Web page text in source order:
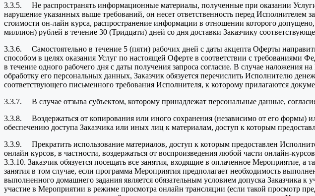
3.3.5. Не распространять информационные материалы, полученные при оказании
нарушение указанных выше требований, он несет ответственность перед
стоимости он-лайн курса, распространение информации в отношении которого
миллион) рублей в течение 30 (Тридцати) дней со дня доставки Заказчику
3.3.6. Самостоятельно в течение 5 (пяти) рабочих дней с даты акцепта Оферты
способом в целях оказания Услуг по настоящей Оферте в соответствии с
в течение одного рабочего дня с даты получения запроса согласие. В случае наложения
обработку его персональных данных, Заказчик обязуется перечислить Исполнителю
соответствующего письменного требования Исполнителя, к которому прилагаются
3.3.7. В случае отзыва субъектом, которому принадлежат персональные данные,
3.3.8. Воздержаться от копирования или иного сохранения (независимо от его формы)
обеспечению доступа Заказчика или иных лиц к материалам, доступ к которым
3.3.9. Прекратить использование материалов, доступ к которым предоставлен
онлайн курсов, в частности, воздержаться от воспроизведения любой части онлайн-
3.3.10. Заказчик обязуется посещать все занятия, входящие в оплаченное Мероприятие,
занятия в том случае, если программа Мероприятия предполагает необходимость
выполненного домашнего задания является обязательным условием допуска
участие в Мероприятии в режиме просмотра онлайн трансляции (если такой просмотр